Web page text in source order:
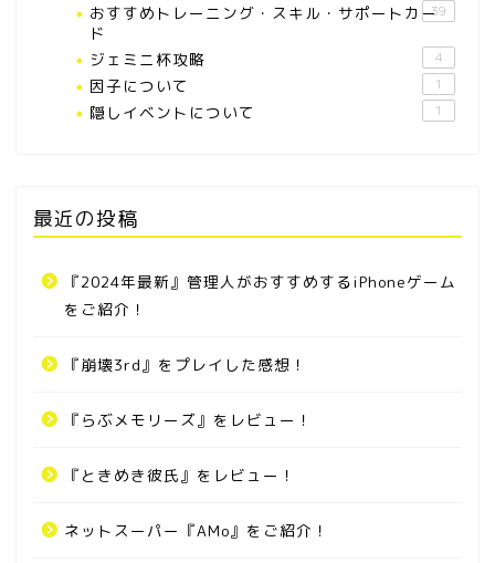
おすすめトレーニング・スキル・サポートカー
ド
39
ジェミニ杯攻略 4
因子について 1
隠しイベントについて 1
最近の投稿
『2024年最新』管理人がおすすめするiPhoneゲーム
をご紹介！
『崩壊3rd』をプレイした感想！
『らぶメモリーズ』をレビュー！
『ときめき彼氏』をレビュー！
ネットスーパー『AMo』をご紹介！